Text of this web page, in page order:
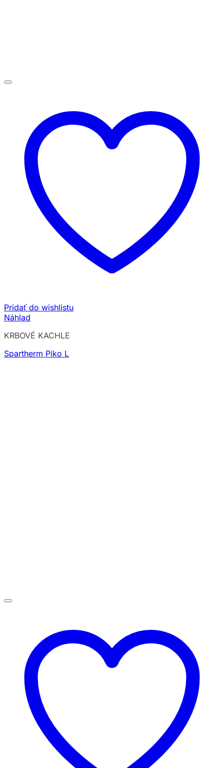
Pridať do wishlistu
Náhlad
KRBOVÉ KACHLE
Spartherm Piko L